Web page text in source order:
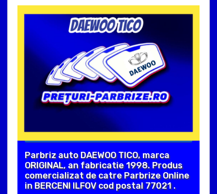
Parbriz auto DAEWOO TICO, marca
ORIGINAL, an fabricatie 1998. Produs
comercializat de catre Parbrize Online
in BERCENI ILFOV cod postal 77021 .